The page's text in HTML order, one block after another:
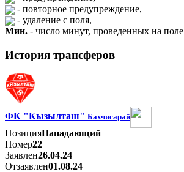
- повторное предупреждение,
- удаление с поля,
Мин. - число минут, проведенных на поле
История трансферов
ФК "Кызылташ" Бахчисарай
ПозицияНападающий
Номер22
Заявлен26.04.24
Отзаявлен01.08.24